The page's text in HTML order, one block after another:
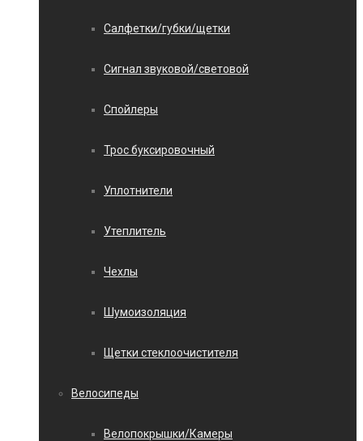
Салфетки/губки/щетки
Сигнал звуковой/световой
Спойлеры
Трос буксировочный
Уплотнители
Утеплитель
Чехлы
Шумоизоляция
Щетки стеклоочистителя
Велосипеды
Велопокрышки/Камеры